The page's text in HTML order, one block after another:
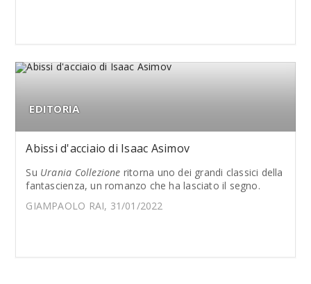
EDITORIA
Abissi d'acciaio di Isaac Asimov
Su Urania Collezione ritorna uno dei grandi classici della
fantascienza, un romanzo che ha lasciato il segno.
GIAMPAOLO RAI, 31/01/2022